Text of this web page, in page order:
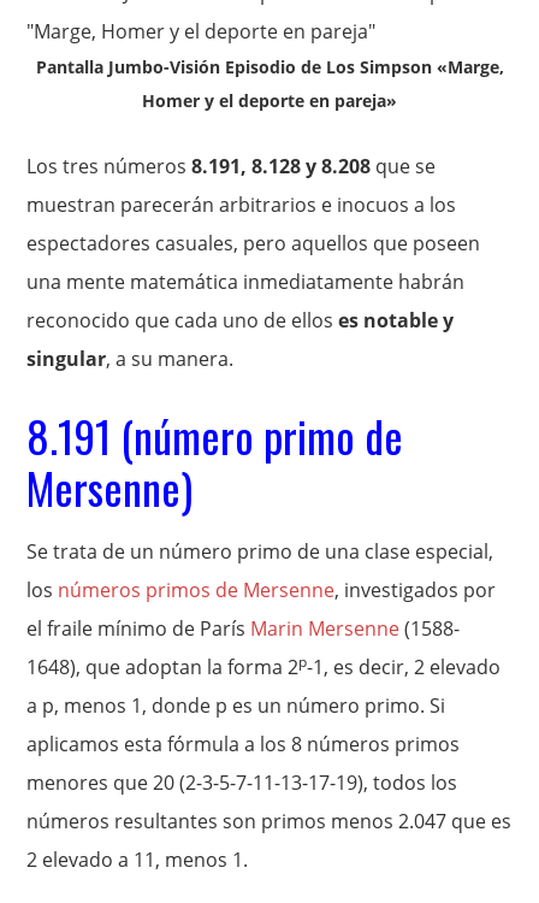
Pantalla Jumbo-Visión Episodio de Los Simpson «Marge,
Homer y el deporte en pareja»
Los tres números8.191, 8.128 y 8.208 que se
muestran parecerán arbitrarios e inocuos a los
espectadores casuales, pero aquellos que poseen
una mente matemática inmediatamente habrán
reconocido que cada uno de elloses notable y
singular, a su manera.
8.191 (número primo de
Mersenne)
Se trata de un número primo de una clase especial,
los números primos de Mersenne, investigados por
el fraile mínimo de París Marin Mersenne(1588-
1648), que adoptan la forma 2p-1, es decir, 2 elevado
a p, menos 1, donde p es un número primo. Si
aplicamos esta fórmula a los 8 números primos
menores que 20 (2-3-5-7-11-13-17-19), todos los
números resultantes son primos menos 2.047 que es
2 elevado a 11, menos 1.